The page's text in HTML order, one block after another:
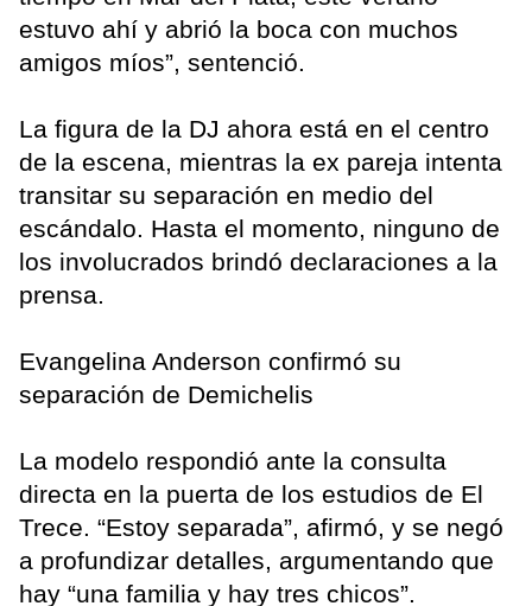
estuvo ahí y abrió la boca con muchos
amigos míos”, sentenció.
La figura de la DJ ahora está en el centro
de la escena, mientras la ex pareja intenta
transitar su separación en medio del
escándalo. Hasta el momento, ninguno de
los involucrados brindó declaraciones a la
prensa.
Evangelina Anderson confirmó su
separación de Demichelis
La modelo respondió ante la consulta
directa en la puerta de los estudios de El
Trece. “Estoy separada”, afirmó, y se negó
a profundizar detalles, argumentando que
hay “una familia y hay tres chicos”.